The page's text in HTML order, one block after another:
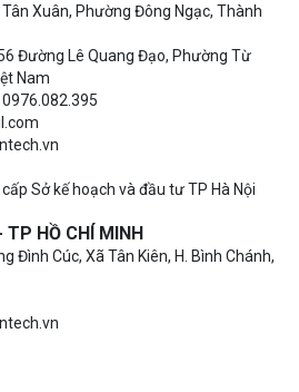
Xuân, Phường Đông Ngạc, Thành
Đường Lê Quang Đạo, Phường Từ
Nam
Sở kế hoạch và đầu tư TP Hà Nội
TP HỒ CHÍ MINH
Đình Cúc, Xã Tân Kiên, H. Bình Chánh,